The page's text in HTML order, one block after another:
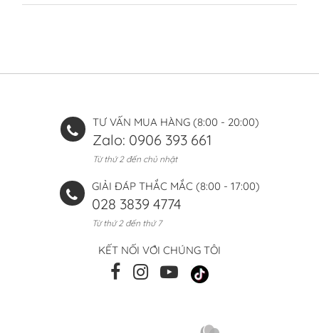
TƯ VẤN MUA HÀNG (8:00 - 20:00)
Zalo: 0906 393 661
Từ thứ 2 đến chủ nhật
GIẢI ĐÁP THẮC MẮC (8:00 - 17:00)
028 3839 4774
Từ thứ 2 đến thứ 7
KẾT NỐI VỚI CHÚNG TÔI